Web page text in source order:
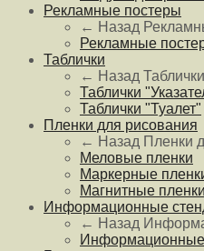
Рекламные постеры
← Назад
Рекламные
Таблички
← Назад Таблички
Таблички
Таблички "Туалет"
Пленки для рисования
← Назад Пленки
Меловые пленки
Маркерные
Магнитные
Информационные
← Назад